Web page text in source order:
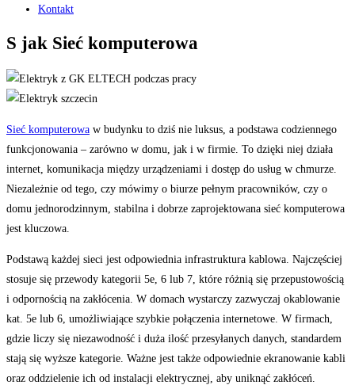
Kontakt
S jak Sieć komputerowa
Sieć komputerowa w budynku to dziś nie luksus, a podstawa codziennego
funkcjonowania – zarówno w domu, jak i w firmie. To dzięki niej działa
internet, komunikacja między urządzeniami i dostęp do usług w chmurze.
Niezależnie od tego, czy mówimy o biurze pełnym pracowników, czy o
domu jednorodzinnym, stabilna i dobrze zaprojektowana sieć komputerowa
jest kluczowa.
Podstawą każdej sieci jest odpowiednia infrastruktura kablowa. Najczęściej
stosuje się przewody kategorii 5e, 6 lub 7, które różnią się przepustowością
i odpornością na zakłócenia. W domach wystarczy zazwyczaj okablowanie
kat. 5e lub 6, umożliwiające szybkie połączenia internetowe. W firmach,
gdzie liczy się niezawodność i duża ilość przesyłanych danych, standardem
stają się wyższe kategorie. Ważne jest także odpowiednie ekranowanie kabli
oraz oddzielenie ich od instalacji elektrycznej, aby uniknąć zakłóceń.